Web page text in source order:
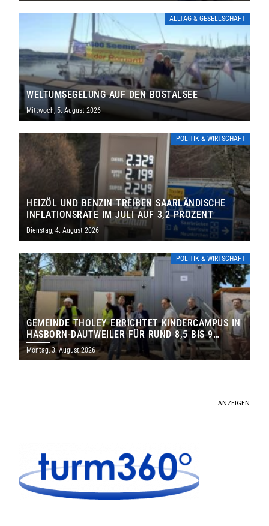
ALLTAG & GESELLSCHAFT
WELTUMSEGELUNG AUF DEN BOSTALSEE
Mittwoch, 5. August 2026
POLITIK & WIRTSCHAFT
HEIZÖL UND BENZIN TREIBEN SAARLÄNDISCHE
INFLATIONSRATE IM JULI AUF 3,2 PROZENT
Dienstag, 4. August 2026
POLITIK & WIRTSCHAFT
GEMEINDE THOLEY ERRICHTET KINDERCAMPUS IN
HASBORN-DAUTWEILER FÜR RUND 8,5 BIS 9
MILLIONEN EURO
Montag, 3. August 2026
ANZEIGEN